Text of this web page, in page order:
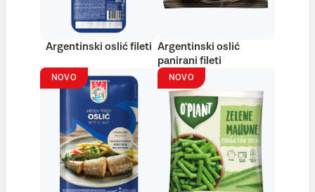
Argentinski oslić fileti Argentinski oslić
panirani fileti
NOVO NOVO